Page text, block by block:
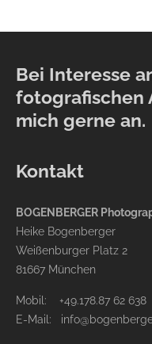
Bei Interesse
fotografischen
mich gerne an.
Kontakt
BOGENBERGER
Heike Bogenberger
Weißenburger Platz 2
81667 München
Mobil: +49.178.87 62 638
E-Mail: